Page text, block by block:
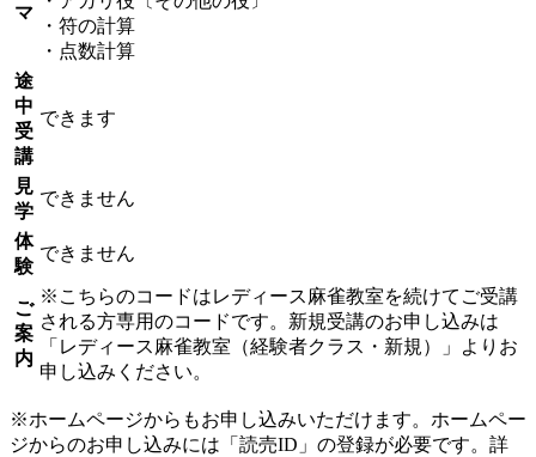
マ
・符の計算
・点数計算
途
中
受
講
できます
見
学
できません
体
験
できません
ご
案
内
※こちらのコードはレディース麻雀教室を続けてご受講
される方専用のコードです。新規受講のお申し込みは
「レディース麻雀教室（経験者クラス・新規）」よりお
申し込みください。
※ホームページからもお申し込みいただけます。ホームペー
ジからのお申し込みには「読売ID」の登録が必要です。詳